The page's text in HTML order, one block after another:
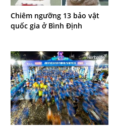
Chiêm ngưỡng 13 bảo vật
quốc gia ở Bình Định